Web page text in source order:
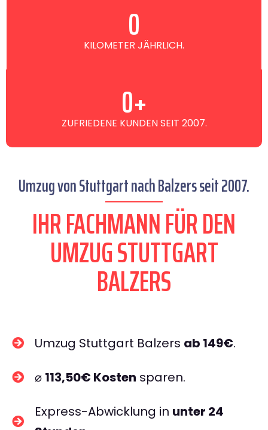
KILOMETER JÄHRLICH.
0
ZUFRIEDENE KUNDEN SEIT 2007.
0+
Umzug von Stuttgart nach Balzers seit 2007.
IHR FACHMANN FÜR DEN
UMZUG STUTTGART
BALZERS
Umzug Stuttgart Balzers ab 149€.
⌀ 113,50€ Kosten sparen.
Express-Abwicklung in unter 24